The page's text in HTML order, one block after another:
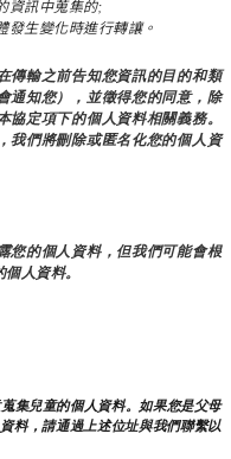
資訊中蒐集的;
發生變化時進行轉讓。
傳輸之前告知您資訊的目的和類
通知您），並徵得您的同意，除
定項下的個人資料相關義務。
我們將刪除或匿名化您的個人資
您的個人資料，但我們可能會根
人資料。
集兒童的個人資料。如果您是父母
料，請通過上述位址與我們聯繫以